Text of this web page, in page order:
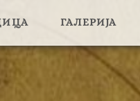
ГАЛЕРИЈА